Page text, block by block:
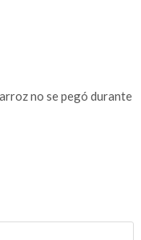
no se pegó durante